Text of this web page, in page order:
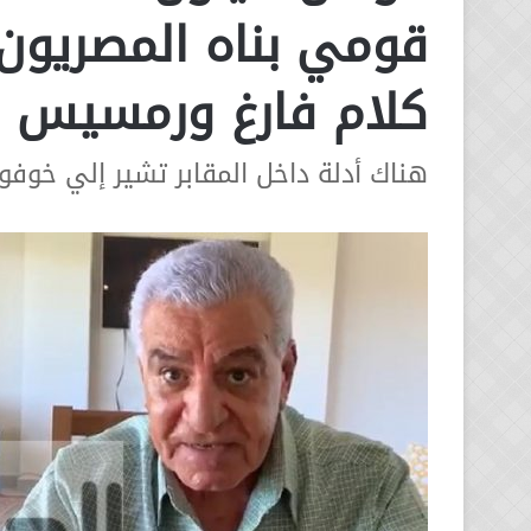
قومي بناه
كلام فارغ ورمسيس
هناك أدلة داخل المقابر تشير إلي
..دعوي
قضائية
تختصم
رئيس
الوزراء
لوقف
تنفيذ
قانون
واعتراض
علي
جمع
مليارات
الجنيهات
لوقف تنفيذ قانون
جمع مليارات الجنيهات